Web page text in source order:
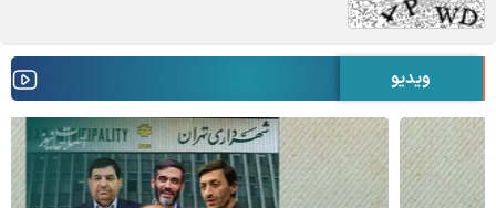
ویدیو